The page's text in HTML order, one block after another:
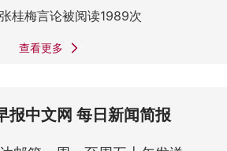
桂梅言论被阅读1989次
查看更多
报中文网 每日新闻简报